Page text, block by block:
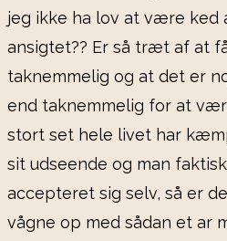
jeg ikke ha lov at være ked
ansigtet?? Er så træt af at
taknemmelig og at det er
end taknemmelig for at
stort set hele livet har
sit udseende og man
accepteret sig selv, så er
vågne op med sådan et ar